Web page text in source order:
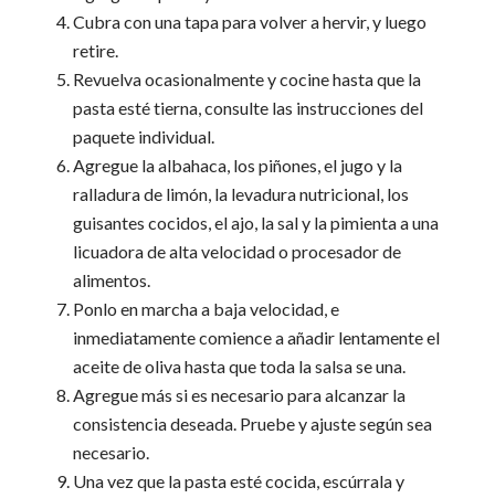
Cubra con una tapa para volver a hervir, y luego
retire.
Revuelva ocasionalmente y cocine hasta que la
pasta esté tierna, consulte las instrucciones del
paquete individual.
Agregue la albahaca, los piñones, el jugo y la
ralladura de limón, la levadura nutricional, los
guisantes cocidos, el ajo, la sal y la pimienta a una
licuadora de alta velocidad o procesador de
alimentos.
Ponlo en marcha a baja velocidad, e
inmediatamente comience a añadir lentamente el
aceite de oliva hasta que toda la salsa se una.
Agregue más si es necesario para alcanzar la
consistencia deseada. Pruebe y ajuste según sea
necesario.
Una vez que la pasta esté cocida, escúrrala y